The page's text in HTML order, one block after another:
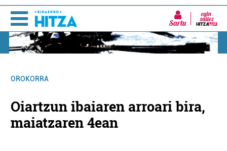
Sartu
OROKORRA
Oiartzun ibaiaren arroari bira,
maiatzaren 4ean